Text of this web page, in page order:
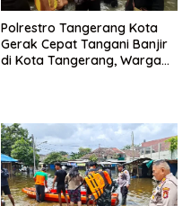
Polrestro Tangerang Kota
Gerak Cepat Tangani Banjir
di Kota Tangerang, Warga